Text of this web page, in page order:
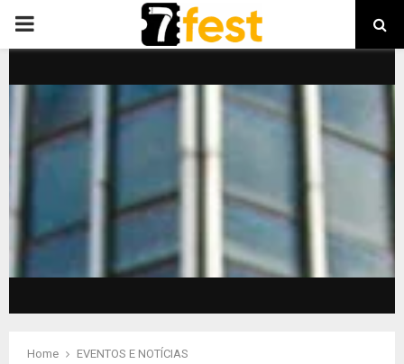
PRIMARY
Home
EVENTOS E NOTÍCIAS